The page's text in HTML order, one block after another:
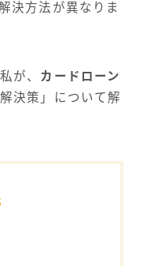
決方法が異なりま
が、 カードローン
決策」について解